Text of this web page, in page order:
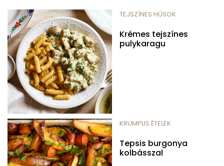
TEJSZÍNES HÚSOK
Krémes tejszínes
pulykaragu
KRUMPLIS ÉTELEK
Tepsis burgonya
kolbásszal